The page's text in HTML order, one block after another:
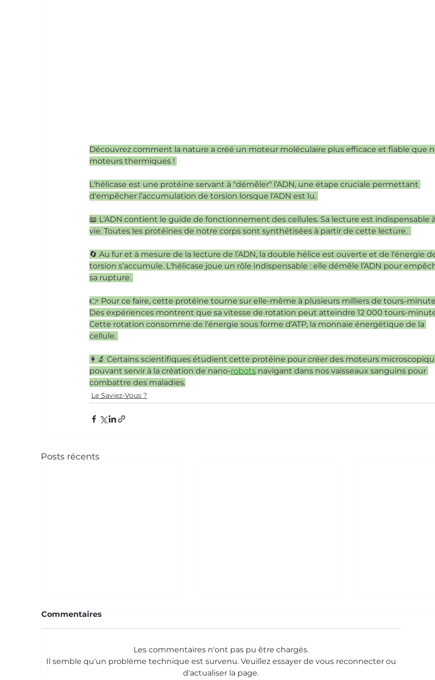
Découvrez comment la nature a créé un moteur moléculaire plus efficace et fiable que
moteurs thermiques !
L'hélicase est une protéine servant à "démêler" l’ADN, une étape cruciale permettant
d'empêcher l’accumulation de torsion lorsque l’ADN est lu.
📖 L'ADN contient le guide de fonctionnement des cellules. Sa lecture est indispensable
vie. Toutes les protéines de notre corps sont synthétisées à partir de cette lecture.
🔄 Au fur et à mesure de la lecture de l’ADN, la double hélice est ouverte et de l'énergie
torsion s’accumule. L'hélicase joue un rôle indispensable : elle démêle l’ADN pour
sa rupture.
👉 Pour ce faire, cette protéine tourne sur elle-même à plusieurs milliers de tours-
Des expériences montrent que sa vitesse de rotation peut atteindre 12 000 tours-
Cette rotation consomme de l'énergie sous forme d’ATP, la monnaie énergétique de la
cellule.
👩‍🔬 Certains scientifiques étudient cette protéine pour créer des moteurs
pouvant servir à la création de nano-robots navigant dans nos vaisseaux sanguins pour
combattre des maladies.
Le Saviez-Vous ?
Posts récents
Le Saviez-Vous ? #58
Commentaires
Les commentaires n'ont pas pu être chargés.
Il semble qu'un problème technique est survenu. Veuillez essayer de vous reconnecter ou
d'actualiser la page.